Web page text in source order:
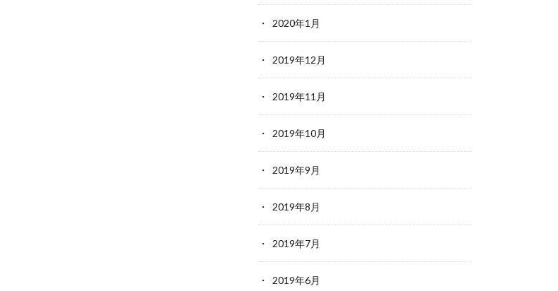
2020年1月
2019年12月
2019年11月
2019年10月
2019年9月
2019年8月
2019年7月
2019年6月